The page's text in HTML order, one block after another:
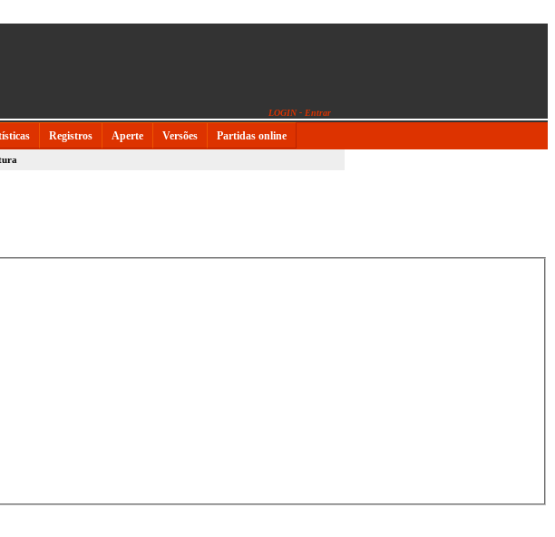
LOGIN - Entrar
Registros Aperte Versões Partidas online